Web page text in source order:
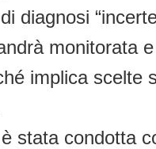
diagnosi
monitorata
implica scelte
stata condotta